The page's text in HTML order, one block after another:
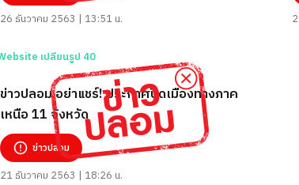
26 ธันวาคม 2563 | 13:51 น.
ข่าวปลอม อย่าแชร์! ประกาศปิดเมืองทางภาค
เหนือ 11 จังหวัด
ข่าวปลอม
21 ธันวาคม 2563 | 18:26 น.